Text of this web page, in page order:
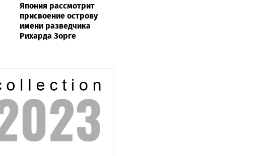
Япония рассмотрит
присвоение острову
имени разведчика
Рихарда Зорге